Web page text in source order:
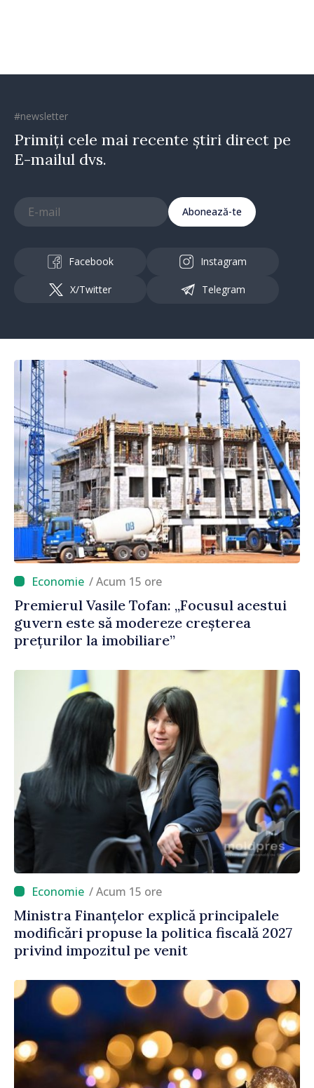
#newsletter
Primiți cele mai recente știri direct pe
E-mailul dvs.
Abonează-te
Facebook Instagram
X/Twitter Telegram
/ Acum 15 ore
Premierul Vasile Tofan: „Focusul acestui
guvern este să modereze creșterea
prețurilor la imobiliare”
/ Acum 15 ore
Ministra Finanțelor explică principalele
modificări propuse la politica fiscală 2027
privind impozitul pe venit